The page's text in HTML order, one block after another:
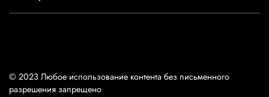
© 2023 Любое использование контента без письменного
разрешения запрещено